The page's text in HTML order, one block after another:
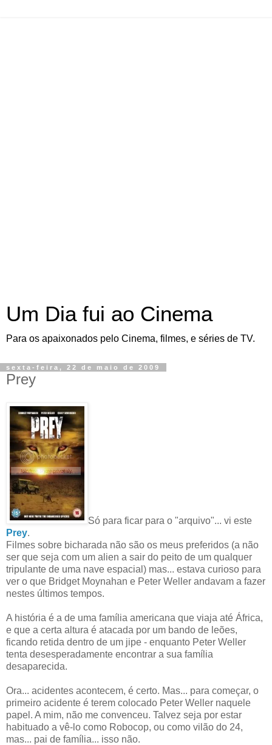
Um Dia fui ao Cinema
Para os apaixonados pelo Cinema, filmes, e séries de TV.
sexta-feira, 22 de maio de 2009
Prey
Só para ficar para o "arquivo"... vi este
Prey.
Filmes sobre bicharada não são os meus preferidos (a não
ser que seja com um alien a sair do peito de um qualquer
tripulante de uma nave espacial) mas... estava curioso para
ver o que Bridget Moynahan e Peter Weller andavam a fazer
nestes últimos tempos.
A história é a de uma família americana que viaja até África,
e que a certa altura é atacada por um bando de leões,
ficando retida dentro de um jipe - enquanto Peter Weller
tenta desesperadamente encontrar a sua família
desaparecida.
Ora... acidentes acontecem, é certo. Mas... para começar, o
primeiro acidente é terem colocado Peter Weller naquele
papel. A mim, não me convenceu. Talvez seja por estar
habituado a vê-lo como Robocop, ou como vilão do 24,
mas... pai de família... isso não.